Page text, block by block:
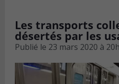
Les transports
désertés par les
Publié le 23 mars 2020 à